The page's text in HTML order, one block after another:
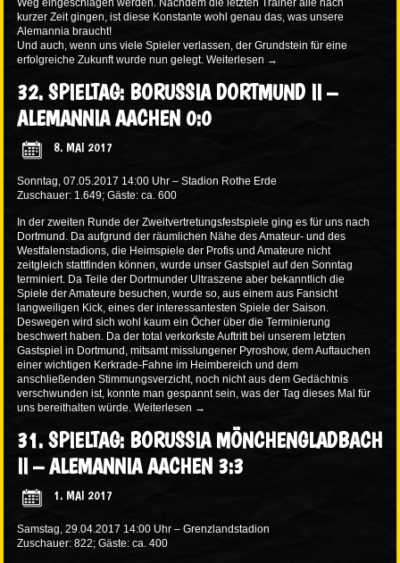
Weg eingeschlagen werden. Nachdem die letzten Trainer alle nach
kurzer Zeit gingen, ist diese Konstante wohl genau das, was unsere
Alemannia braucht!
Und auch, wenn uns viele Spieler verlassen, der Grundstein für eine
erfolgreiche Zukunft wurde nun gelegt. Weiterlesen →
32. SPIELTAG: BORUSSIA DORTMUND II –
ALEMANNIA AACHEN 0:0
8. MAI 2017
Sonntag, 07.05.2017 14:00 Uhr – Stadion Rothe Erde
Zuschauer: 1.649; Gäste: ca. 600
In der zweiten Runde der Zweitvertretungsfestspiele ging es für uns nach
Dortmund. Da aufgrund der räumlichen Nähe des Amateur- und des
Westfalenstadions, die Heimspiele der Profis und Amateure nicht
zeitgleich stattfinden können, wurde unser Gastspiel auf den Sonntag
terminiert. Da Teile der Dortmunder Ultraszene aber bekanntlich die
Spiele der Amateure besuchen, wurde so, aus einem aus Fansicht
langweiligen Kick, eines der interessantesten Spiele der Saison.
Deswegen wird sich wohl kaum ein Öcher über die Terminierung
beschwert haben. Da der total verkorkste Auftritt bei unserem letzten
Gastspiel in Dortmund, mitsamt misslungener Pyroshow, dem Auftauchen
einer wichtigen Kerkrade-Fahne im Heimbereich und dem
anschließenden Stimmungsverzicht, noch nicht aus dem Gedächtnis
verschwunden ist, konnte man gespannt sein, was der Tag dieses Mal für
uns bereithalten würde.Weiterlesen →
31. SPIELTAG: BORUSSIA MÖNCHENGLADBACH
II – ALEMANNIA AACHEN 3:3
1. MAI 2017
Samstag, 29.04.2017 14:00 Uhr – Grenzlandstadion
Zuschauer: 822; Gäste: ca. 400